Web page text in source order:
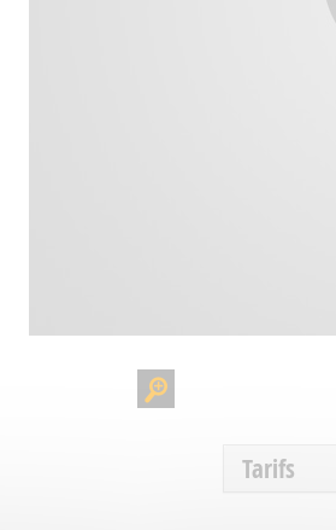
Tarifs